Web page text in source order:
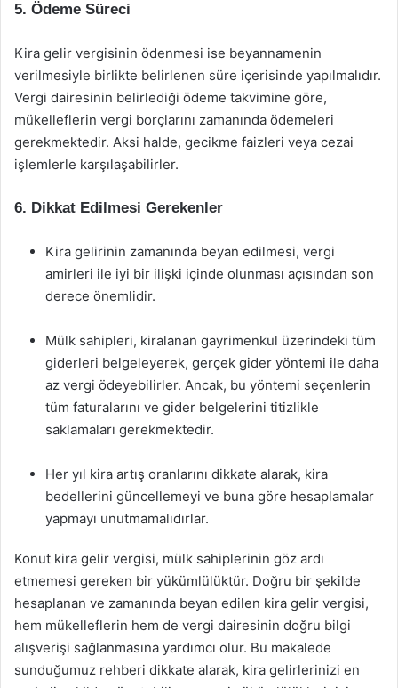
5. Ödeme Süreci
Kira gelir vergisinin ödenmesi ise beyannamenin
verilmesiyle birlikte belirlenen süre içerisinde yapılmalıdır.
Vergi dairesinin belirlediği ödeme takvimine göre,
mükelleflerin vergi borçlarını zamanında ödemeleri
gerekmektedir. Aksi halde, gecikme faizleri veya cezai
işlemlerle karşılaşabilirler.
6. Dikkat Edilmesi Gerekenler
Kira gelirinin zamanında beyan edilmesi, vergi
amirleri ile iyi bir ilişki içinde olunması açısından son
derece önemlidir.
Mülk sahipleri, kiralanan gayrimenkul üzerindeki tüm
giderleri belgeleyerek, gerçek gider yöntemi ile daha
az vergi ödeyebilirler. Ancak, bu yöntemi seçenlerin
tüm faturalarını ve gider belgelerini titizlikle
saklamaları gerekmektedir.
Her yıl kira artış oranlarını dikkate alarak, kira
bedellerini güncellemeyi ve buna göre hesaplamalar
yapmayı unutmamalıdırlar.
Konut kira gelir vergisi, mülk sahiplerinin göz ardı
etmemesi gereken bir yükümlülüktür. Doğru bir şekilde
hesaplanan ve zamanında beyan edilen kira gelir vergisi,
hem mükelleflerin hem de vergi dairesinin doğru bilgi
alışverişi sağlanmasına yardımcı olur. Bu makalede
sunduğumuz rehberi dikkate alarak, kira gelirlerinizi en